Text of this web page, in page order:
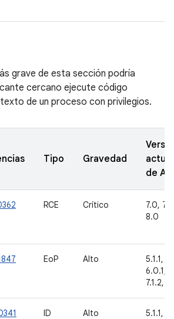
grave de esta sección podría
cercano ejecute código
de un proceso con privilegios.
Tipo Gravedad
de
RCE Crítico
7.0,
8.0
EoP Alto
5.1.1,
6.0.1,
7.1.2,
ID Alto
5.1.1,